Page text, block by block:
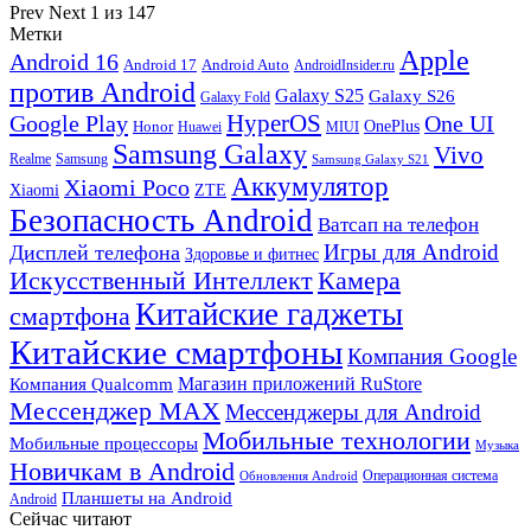
Prev Next 1 из 147
Метки
Android 16 Android 17 Android Auto AndroidInsider.ru Apple
против Android Galaxy Fold Galaxy S25 Galaxy S26
Google Play Honor Huawei HyperOS MIUI OnePlus One UI
Realme Samsung Samsung Galaxy Samsung Galaxy S21 Vivo
Xiaomi Xiaomi Poco ZTE Аккумулятор
Безопасность Android Ватсап на телефон
Дисплей телефона Здоровье и фитнес Игры для Android
Искусственный ИнтеллектКамера
смартфона Китайские гаджеты
Китайские смартфоныКомпания Google
Компания Qualcomm Магазин приложений RuStore
Мессенджер MAX Мессенджеры для Android
Мобильные процессоры Мобильные технологии Музыка
Новичкам в Android Обновления Android Операционная система
Android Планшеты на Android
Сейчас читают